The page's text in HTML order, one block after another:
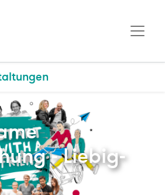
- Liebig-